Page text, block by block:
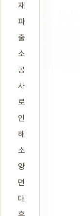
재
파
출
소
공
사
로
인
해
소
양
면
대